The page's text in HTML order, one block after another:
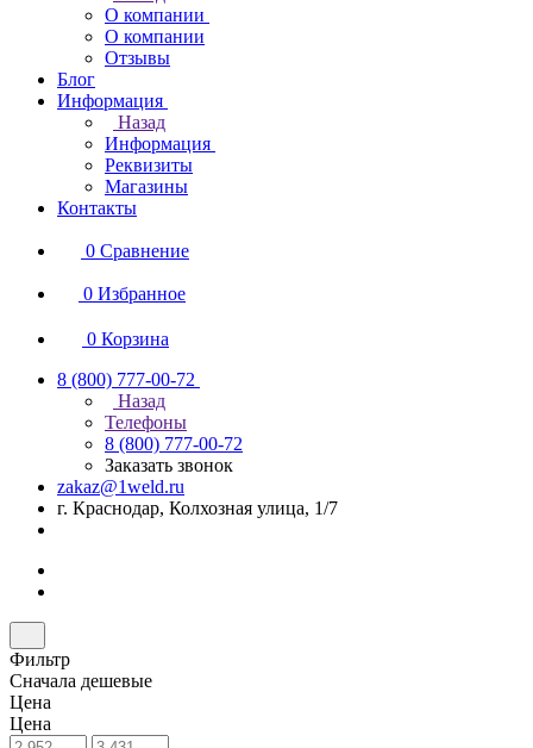
О компании
О компании
Отзывы
Блог
Информация
Назад
Информация
Реквизиты
Магазины
Контакты
0 Сравнение
0 Избранное
0 Корзина
8 (800) 777-00-72
Назад
Телефоны
8 (800) 777-00-72
Заказать звонок
zakaz@1weld.ru
г. Краснодар, Колхозная улица, 1/7
Фильтр
Сначала дешевые
Цена
Цена